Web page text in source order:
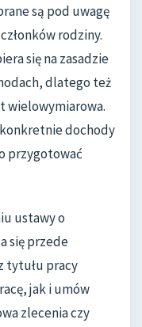
są pod uwagę
rodziny.
się na zasadzie
dlatego też
wielowymiarowa.
dochody
przygotować
ustawy o
się przede
tytułu pracy
jak i umów
zlecenia czy